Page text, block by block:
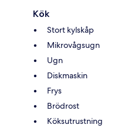
Kök
Stort kylskåp
Mikrovågsugn
Ugn
Diskmaskin
Frys
Brödrost
Köksutrustning